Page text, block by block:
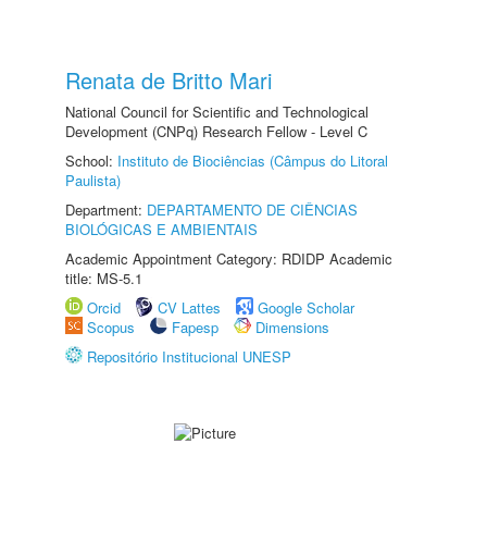
Renata de Britto Mari
National Council for Scientific and Technological
Development (CNPq) Research Fellow - Level C
School: Instituto de Biociências (Câmpus do Litoral
Paulista)
Department: DEPARTAMENTO DE CIÊNCIAS
BIOLÓGICAS E AMBIENTAIS
Academic Appointment Category: RDIDP Academic
title: MS-5.1
Orcid
CV Lattes
Google Scholar
Scopus
Fapesp
Dimensions
Repositório Institucional UNESP